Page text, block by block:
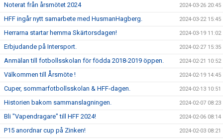
Noterat från årsmötet 2024 2024-03-26 20:45
HFF ingår nytt samarbete med HusmanHagberg. 2024-03-22 15:45
Herrarna startar hemma Skärtorsdagen! 2024-03-19 11:02
Erbjudande på Intersport. 2024-02-27 15:35
Anmälan till fotbollsskolan för födda 2018-2019 öppen. 2024-02-21 10:52
Välkommen till Årsmöte ! 2024-02-19 14:45
Cuper, sommarfotbollsskolan & HFF-dagen. 2024-02-13 10:51
Historien bakom sammanslagningen. 2024-02-07 08:23
Bli "Vapendragare" till HFF 2024! 2024-02-06 08:14
P15 anordnar cup på Zinken! 2024-02-03 08:21